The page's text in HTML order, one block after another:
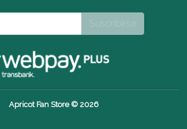
Apricot Fan Store © 2026